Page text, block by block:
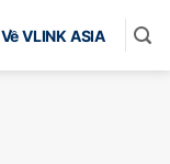
Về VLINK ASIA